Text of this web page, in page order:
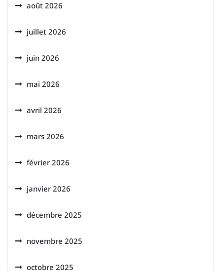
août 2026
juillet 2026
juin 2026
mai 2026
avril 2026
mars 2026
février 2026
janvier 2026
décembre 2025
novembre 2025
octobre 2025